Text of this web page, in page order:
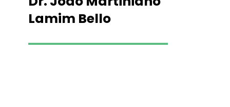
Lamim Bello